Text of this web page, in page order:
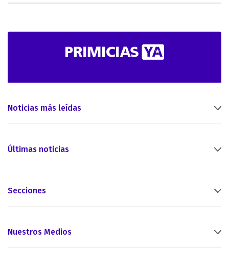
Noticias más leídas
Últimas noticias
Secciones
Nuestros Medios